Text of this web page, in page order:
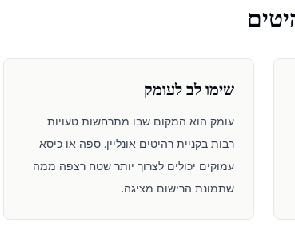
שימו לב לעומק
עומק הוא המקום שבו מתרחשות טעויות
רבות בקניית רהיטים אונליין. ספה או כיסא
עמוקים יכולים לצרוך יותר שטח רצפה ממה
שתמונת הרישום מציגה.